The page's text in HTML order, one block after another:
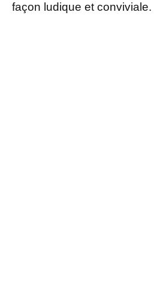
façon ludique et conviviale.